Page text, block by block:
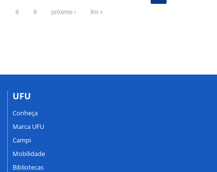
8 9 próximo › fim »
UFU
Conheça
Marca UFU
Campi
Mobilidade
Bibliotecas